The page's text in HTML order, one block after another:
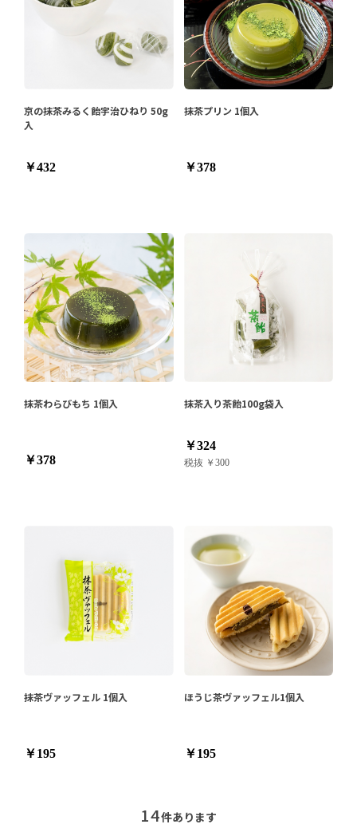
京の抹茶みるく飴宇治ひねり 50g
入
￥432
抹茶プリン 1個入
￥378
抹茶わらびもち 1個入
￥378
抹茶入り茶飴100g袋入
￥324
税抜 ￥300
抹茶ヴァッフェル 1個入
￥195
ほうじ茶ヴァッフェル1個入
￥195
14件あります